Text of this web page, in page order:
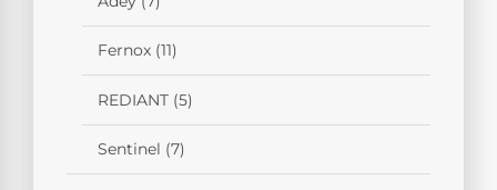
Fernox (11)
REDIANT (5)
Sentinel (7)